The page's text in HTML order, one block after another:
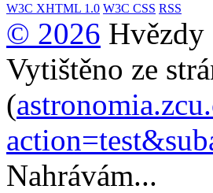
W3C XHTML 1.0 W3C CSS RSS
© 2026 Hvězdy
Vytištěno ze
(
Nahrávám...